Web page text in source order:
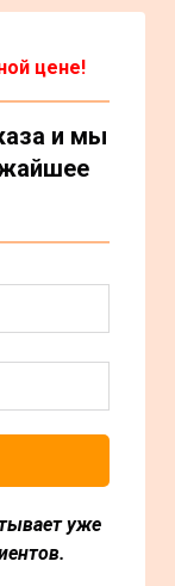
цене!
и мы
уже